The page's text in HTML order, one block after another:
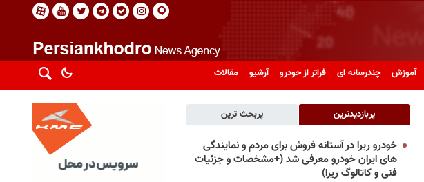
آموزش چندرسانه ای فراتر از خودرو آرشیو مقالات
پربازدیدترین پربحث ترین
خودرو ریرا در آستانه فروش برای مردم و نمایندگی
های ایران خودرو معرفی شد (+مشخصات و جزئیات
فنی و کاتالوگ ریرا)